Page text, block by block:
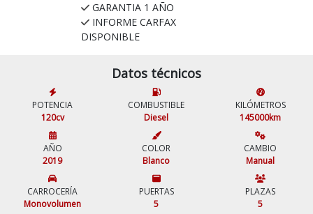
GARANTIA 1 AÑO
INFORME CARFAX
DISPONIBLE
Datos técnicos
POTENCIA
120cv
COMBUSTIBLE
Diesel
KILÓMETROS
145000km
AÑO
2019
COLOR
Blanco
CAMBIO
Manual
CARROCERÍA
Monovolumen
PUERTAS
5
PLAZAS
5